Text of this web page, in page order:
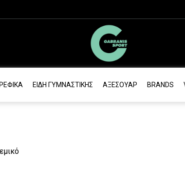
ΕΊΔΗ ΓΥΜΝΑΣΤΙΚΉΣ ΑΞΕΣΟΥΆΡ BRANDS